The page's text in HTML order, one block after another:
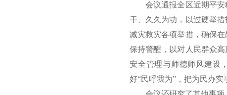
会议通报全区近期平安
干、久久为功，以过硬举
减灾救灾各项举措，确保
保持警醒，以对人民群众
安全管理与师德师风建设
好“民呼我为”，把为民办